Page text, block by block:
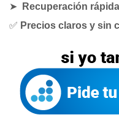
➤
Recuperación
✅ Precios claros y sin